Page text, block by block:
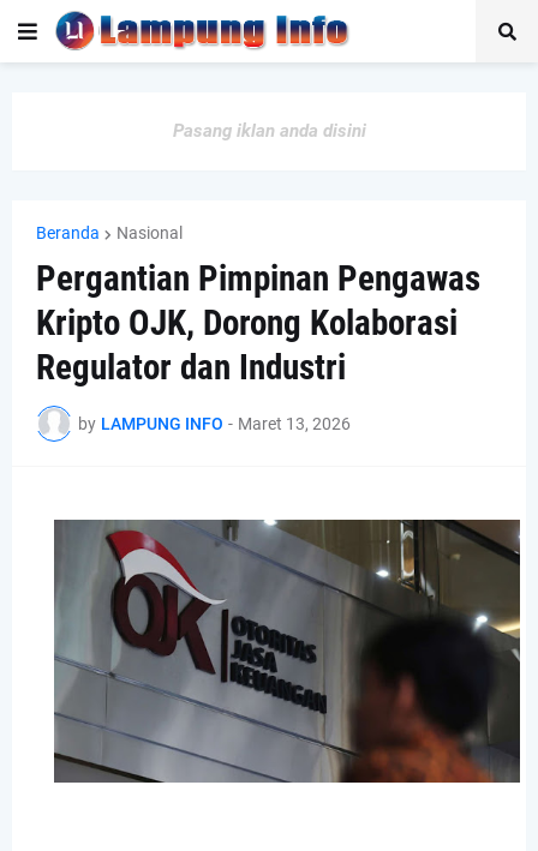
Pasang iklan anda disini
Beranda Nasional
Pergantian Pimpinan Pengawas
Kripto OJK, Dorong Kolaborasi
Regulator dan Industri
by LAMPUNG INFO - Maret 13, 2026